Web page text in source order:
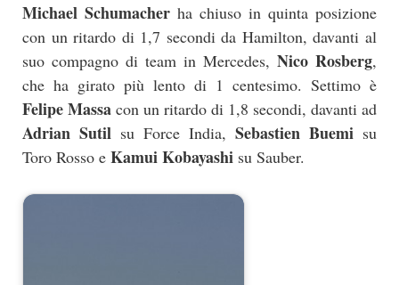
Michael Schumacher ha chiuso in quinta posizione
con un ritardo di 1,7 secondi da Hamilton, davanti al
suo compagno di team in Mercedes, Nico Rosberg,
che ha girato più lento di 1 centesimo. Settimo è
Felipe Massa con un ritardo di 1,8 secondi, davanti ad
Adrian Sutil su Force India, Sebastien Buemi su
Toro Rosso e Kamui Kobayashi su Sauber.